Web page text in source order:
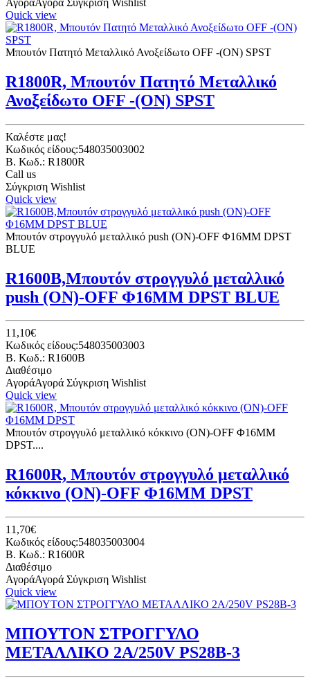
Quick view
Μπουτόν Πατητό Μεταλλικό Ανοξείδωτο OFF -(ON) SPST
R1800R, Μπουτόν Πατητό Μεταλλικό
Ανοξείδωτο OFF -(ON) SPST
Καλέστε μας!
Κωδικός είδους:548035003002
B. Κωδ.: R1800R
Call us
Σύγκριση Wishlist
Quick view
Μπουτόν στρογγυλό μεταλλικό push (ON)-OFF Φ16ΜΜ DPST
BLUE
R1600B,Μπουτόν στρογγυλό μεταλλικό
push (ON)-OFF Φ16ΜΜ DPST BLUE
11,10€
Κωδικός είδους:548035003003
B. Κωδ.: R1600B
Διαθέσιμο
ΑγοράΑγορά Σύγκριση Wishlist
Quick view
Μπουτόν στρογγυλό μεταλλικό κόκκινο (ON)-OFF Φ16ΜΜ
DPST....
R1600R, Μπουτόν στρογγυλό μεταλλικό
κόκκινο (ON)-OFF Φ16ΜΜ DPST
11,70€
Κωδικός είδους:548035003004
B. Κωδ.: R1600R
Διαθέσιμο
ΑγοράΑγορά Σύγκριση Wishlist
Quick view
ΜΠΟΥΤΟΝ ΣΤΡΟΓΓΥΛΟ
ΜΕΤΑΛΛΙΚΟ 2A/250V PS28B-3